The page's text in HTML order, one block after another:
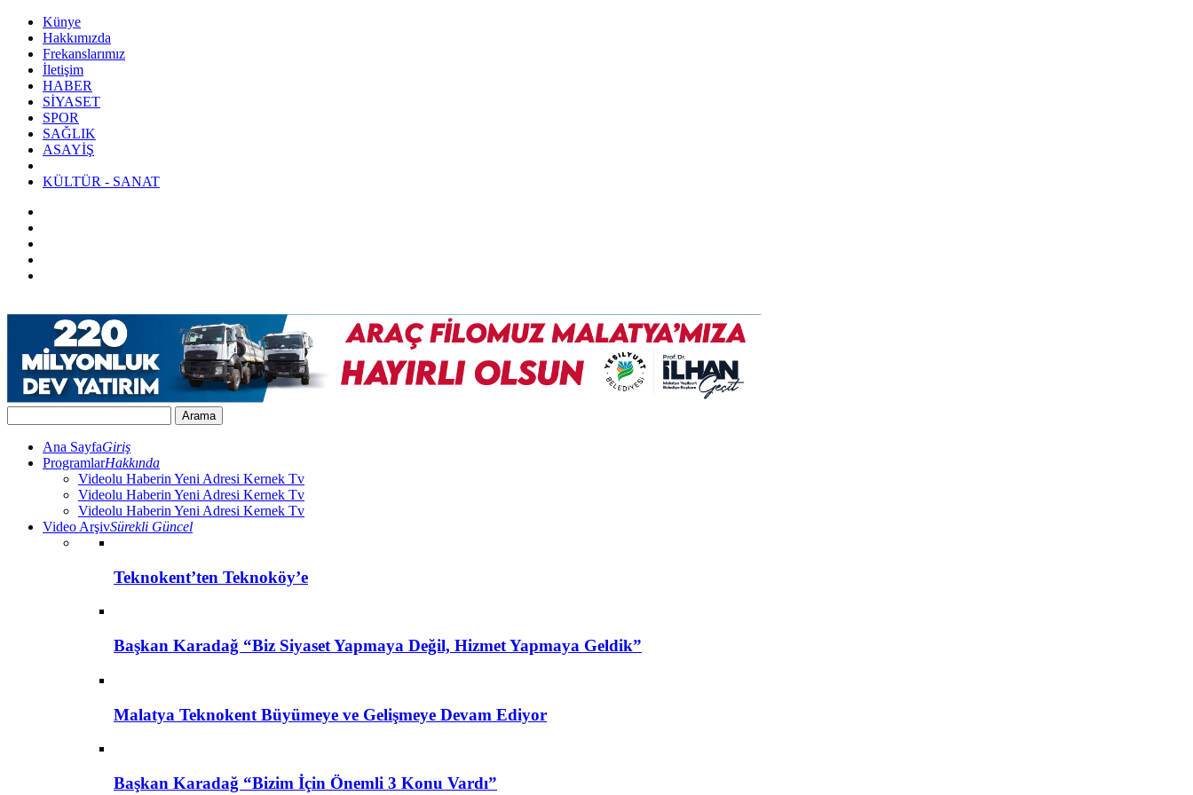
Künye
Hakkımızda
Frekanslarımız
İletişim
HABER
SİYASET
SPOR
SAĞLIK
ASAYİŞ
KÜLTÜR - SANAT
Ana SayfaGiriş
ProgramlarHakkında
Videolu Haberin Yeni Adresi Kernek Tv
Videolu Haberin Yeni Adresi Kernek Tv
Videolu Haberin Yeni Adresi Kernek Tv
Video ArşivSürekli Güncel
Teknokent’ten Teknoköy’e
Başkan Karadağ “Biz Siyaset Yapmaya Değil, Hizmet Yapmaya Geldik”
Malatya Teknokent Büyümeye ve Gelişmeye Devam Ediyor
Başkan Karadağ “Bizim İçin Önemli 3 Konu Vardı”